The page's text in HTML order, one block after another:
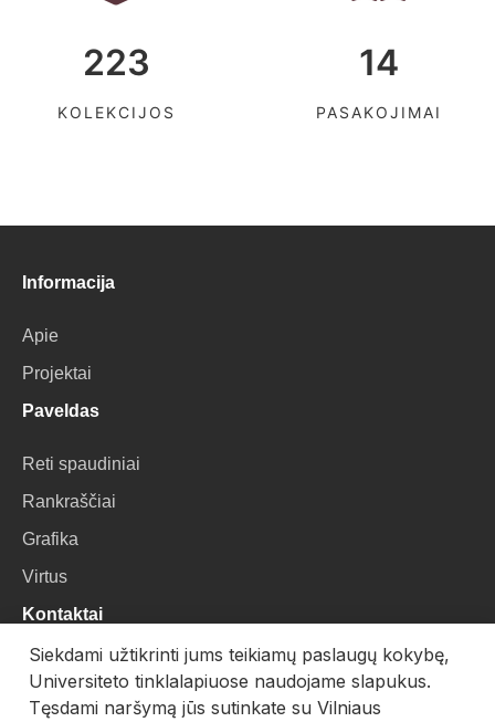
223
KOLEKCIJOS
14
PASAKOJIMAI
Informacija
Apie
Projektai
Paveldas
Reti spaudiniai
Rankraščiai
Grafika
Virtus
Kontaktai
VU Biblioteka
Universiteto g. 3, LT-01122, Vilnius
Siekdami užtikrinti jums teikiamų paslaugų kokybę,
Universiteto tinklalapiuose naudojame slapukus.
Tęsdami naršymą jūs sutinkate su Vilniaus